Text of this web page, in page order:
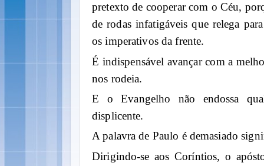
pretexto de cooperar com o Céu,
de rodas infatigáveis que relega
os imperativos da frente.
É indispensável avançar com a
nos rodeia.
E o Evangelho não endossa
displicente.
A palavra de Paulo é demasiado
Dirigindo-se aos Coríntios, o